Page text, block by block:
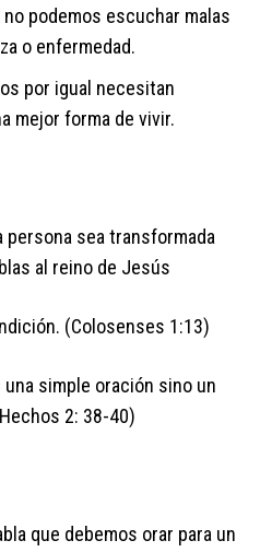
podemos escuchar malas
o enfermedad.
por igual necesitan
mejor forma de vivir.
persona sea transformada
al reino de Jesús
(Colosenses 1:13)
una simple oración sino un
2: 38-40)
que debemos orar para un